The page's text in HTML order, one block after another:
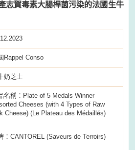
志賀毒素大腸桿菌污染的法國生牛
Rappel Conso
奶芝士
名稱：Plate of 5 Medals Winner
Cheeses (with 4 Types of Raw
Cheese) (Le Plateau des Médaillés)
：CANTOREL (Saveurs de Terroirs)